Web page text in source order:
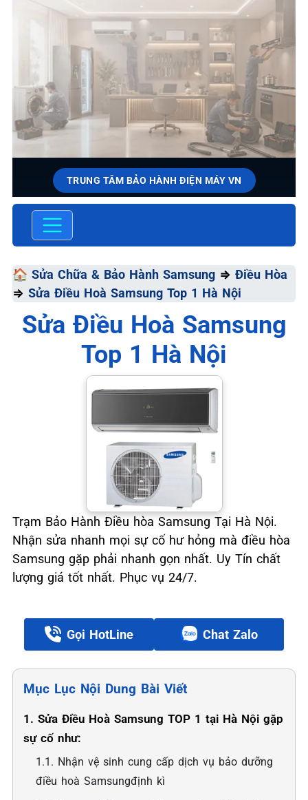
TRUNG TÂM BẢO HÀNH ĐIỆN MÁY VN
SỬA CHỮA & BẢO HÀNH
Đa
📞 09.663.898.33
🏠 Sửa Chữa & Bảo Hành Samsung ⇒ Điều Hòa
⇒ Sửa Điều Hoà Samsung Top 1 Hà Nội
Sửa Điều Hoà Samsung
Top 1 Hà Nội
Trạm Bảo Hành Điều hòa Samsung Tại Hà Nội.
Nhận sửa nhanh mọi sự cố hư hỏng mà điều hòa
Samsung gặp phải nhanh gọn nhất. Uy Tín chất
lượng giá tốt nhất. Phục vụ 24/7.
Gọi HotLine Chat Zalo
Mục Lục Nội Dung Bài Viết
1. Sửa Điều Hoà Samsung TOP 1 tại Hà Nội gặp
sự cố như:
1.1. Nhận vệ sinh cung cấp dịch vụ bảo dưỡng
điều hoà Samsungđịnh kì